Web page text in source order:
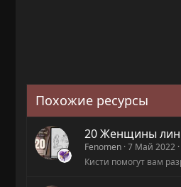
Похожие ресурсы
20 Женщины
Fenomen 7 Май 2022
Кисти помогут вам